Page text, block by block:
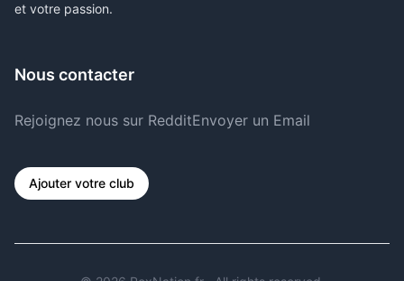
et votre passion.
Nous contacter
Rejoignez nous sur RedditEnvoyer un Email
Ajouter votre club